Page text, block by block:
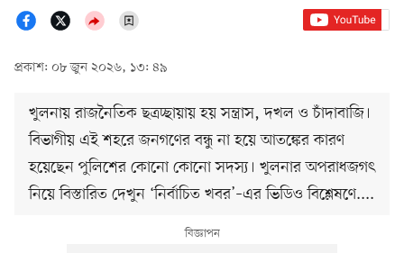
প্রকাশ: ০৮ জুন ২০২৬, ১৩: ৪৯
খুলনায় রাজনৈতিক ছত্রচ্ছায়ায় হয় সন্ত্রাস, দখল ও চাঁদাবাজি।
বিভাগীয় এই শহরে জনগণের বন্ধু না হয়ে আতঙ্কের কারণ
হয়েছেন পুলিশের কোনো কোনো সদস্য। খুলনার অপরাধজগৎ
নিয়ে বিস্তারিত দেখুন ‘নির্বাচিত খবর’–এর ভিডিও বিশ্লেষণে....